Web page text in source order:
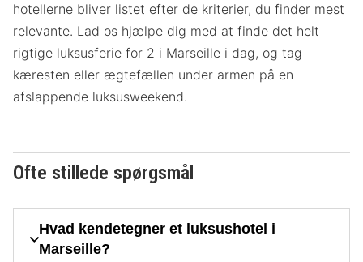
hotellerne bliver listet efter de kriterier, du finder mest
relevante. Lad os hjælpe dig med at finde det helt
rigtige luksusferie for 2 i Marseille i dag, og tag
kæresten eller ægtefællen under armen på en
afslappende luksusweekend.
Ofte stillede spørgsmål
Hvad kendetegner et luksushotel i
Marseille?